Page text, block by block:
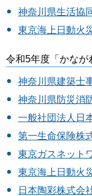
神奈川県生活協
東京海上日動火
令和5年度「かなが
神奈川県建築士
神奈川県防災消
一般社団法人日
第一生命保険株
東京ガスネット
東京海上日動火
日本陶彩株式会